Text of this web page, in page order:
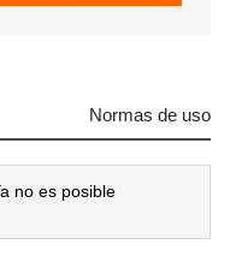
Normas de uso
no es posible